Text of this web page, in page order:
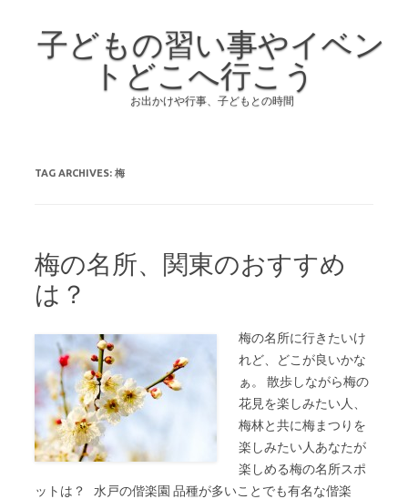
子どもの習い事やイベン
トどこへ行こう
お出かけや行事、子どもとの時間
TAG ARCHIVES: 梅
梅の名所、関東のおすすめ
は？
梅の名所に行きたいけ
れど、どこが良いかな
ぁ。 散歩しながら梅の
花見を楽しみたい人、
梅林と共に梅まつりを
楽しみたい人あなたが
楽しめる梅の名所スポ
ットは？ 水戸の偕楽園 品種が多いことでも有名な偕楽